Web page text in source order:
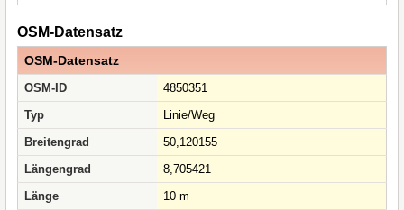
OSM-Datensatz
OSM-Datensatz
OSM-ID
4850351
Typ
Linie/Weg
Breitengrad
50,120155
Längengrad
8,705421
Länge
10 m